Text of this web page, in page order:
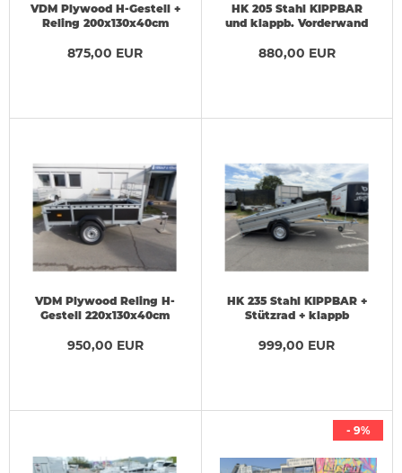
VDM Plywood H-Gestell +
Reling 200x130x40cm
875,00 EUR
HK 205 Stahl KIPPBAR
und klappb. Vorderwand
880,00 EUR
VDM Plywood Reling H-
Gestell 220x130x40cm
950,00 EUR
HK 235 Stahl KIPPBAR +
Stützrad + klappb
2,35x1,32x0,35m 750 kg
999,00 EUR
- 9%